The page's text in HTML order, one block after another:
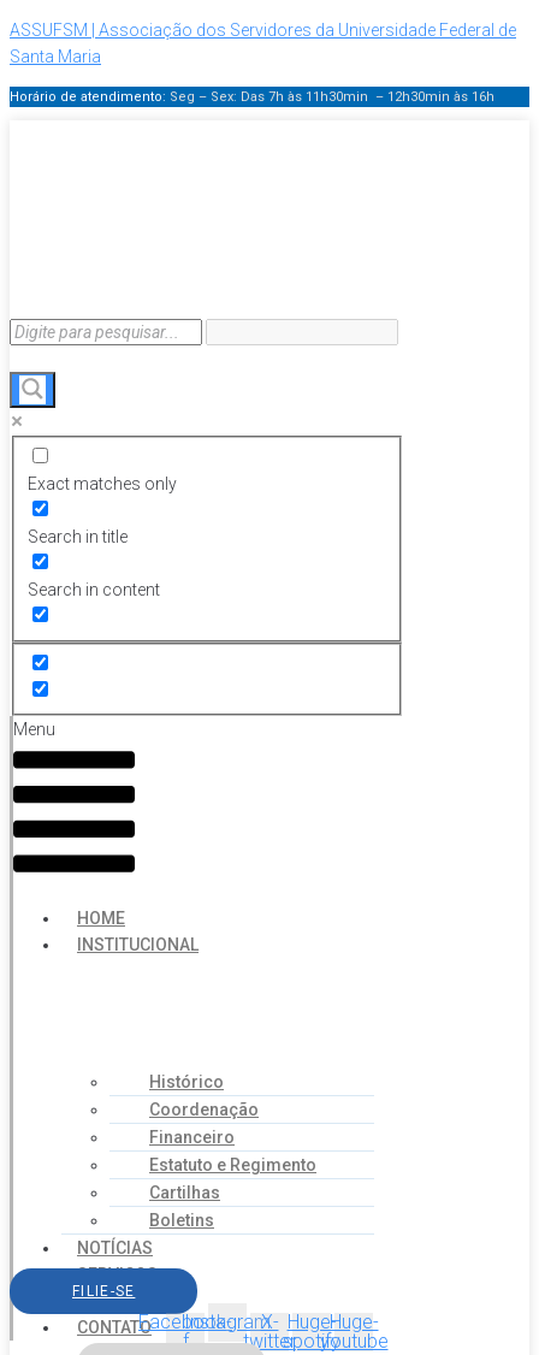
ASSUFSM | Associação dos Servidores da Universidade Federal de
Santa Maria
Horário de atendimento: Seg – Sex: Das 7h às 11h30min – 12h30min às 16h
Exact matches only
Search in title
Search in content
Menu
HOME
INSTITUCIONAL
Histórico
Coordenação
Financeiro
Estatuto e Regimento
Cartilhas
Boletins
NOTÍCIAS
SERVIÇOS
AGENDA
CONTATO
FILIE-SE
Facebook-
f
InstagramX-
twitter
Huge-
spotify
Huge-
youtube